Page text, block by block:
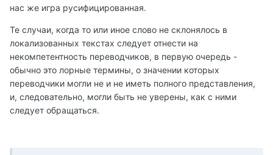
нас же игра русифицированная.
Те случаи, когда то или иное слово не склонялось в
локализованных текстах следует отнести на
некомпетентность переводчиков, в первую очередь -
обычно это лорные термины, о значении которых
переводчики могли не и не иметь полного представления,
и, следовательно, могли быть не уверены, как с ними
следует обращаться.